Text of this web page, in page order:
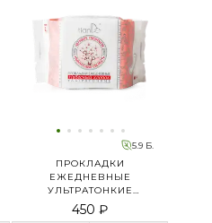
5.9 Б.
ПРОКЛАДКИ
ЕЖЕДНЕВНЫЕ
УЛЬТРАТОНКИЕ
«НЕБЕСНЫЙ ХЛОПОК»
450 ₽